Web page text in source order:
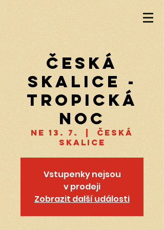
Česká
Skalice -
Tropická
noc
ne 13. 7.
Česká
Skalice
Vstupenky nejsou
v prodeji
Zobrazit další události